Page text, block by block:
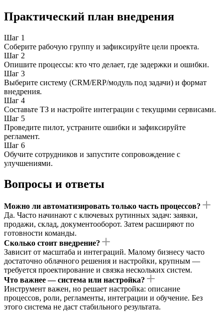
Практический план внедрения
Шаг 1
Соберите рабочую группу и зафиксируйте цели проекта.
Шаг 2
Опишите процессы: кто что делает, где задержки и ошибки.
Шаг 3
Выберите систему (CRM/ERP/модуль под задачи) и формат
внедрения.
Шаг 4
Составьте ТЗ и настройте интеграции с текущими сервисами.
Шаг 5
Проведите пилот, устраните ошибки и зафиксируйте
регламент.
Шаг 6
Обучите сотрудников и запустите сопровождение с
улучшениями.
Вопросы и ответы
Можно ли автоматизировать только часть процессов?
Да. Часто начинают с ключевых рутинных задач: заявки,
продажи, склад, документооборот. Затем расширяют по
готовности команды.
Сколько стоит внедрение?
Зависит от масштаба и интеграций. Малому бизнесу часто
достаточно облачного решения и настройки, крупным —
требуется проектирование и связка нескольких систем.
Что важнее — система или настройка?
Инструмент важен, но решает настройка: описание
процессов, роли, регламенты, интеграции и обучение. Без
этого система не даст стабильного результата.